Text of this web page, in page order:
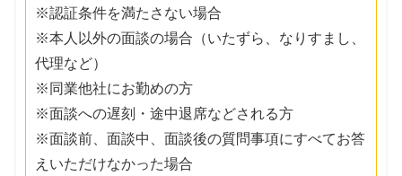
※認証条件を満たさない場合
※本人以外の面談の場合（いたずら、なりすまし、
代理など）
※同業他社にお勤めの方
※面談への遅刻・途中退席などされる方
※面談前、面談中、面談後の質問事項にすべてお答
えいただけなかった場合